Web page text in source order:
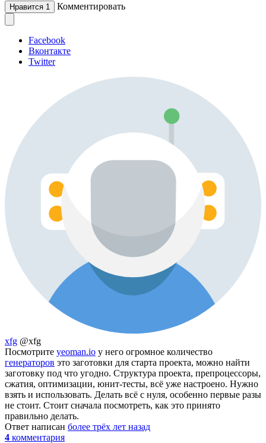
Нравится 1 Комментировать
Facebook
Вконтакте
Twitter
xfg @xfg
Посмотрите yeoman.io у него огромное количество
генераторов это заготовки для старта проекта, можно найти
заготовку под что угодно. Структура проекта, препроцессоры,
сжатия, оптимизации, юнит-тесты, всё уже настроено. Нужно
взять и использовать. Делать всё с нуля, особенно первые разы
не стоит. Стоит сначала посмотреть, как это принято
правильно делать.
Ответ написан более трёх лет назад
4 комментария